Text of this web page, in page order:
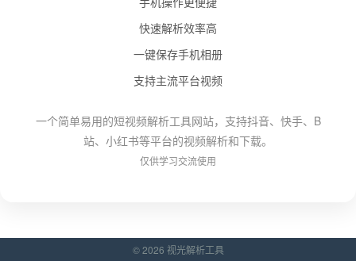
快速解析效率高
一键保存手机相册
支持主流平台视频
一个简单易用的短视频解析工具网站，支持抖音、快手、B
站、小红书等平台的视频解析和下载。
仅供学习交流使用
© 2026 视光解析工具